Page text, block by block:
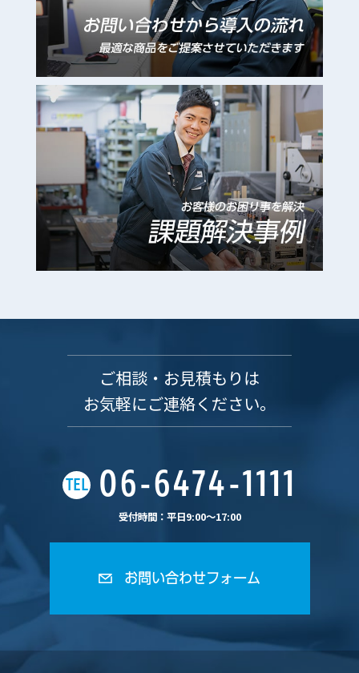
ご相談・お見積もりは
お気軽にご連絡ください。
TEL 06-6474-1111
受付時間：平日9:00〜17:00
お問い合わせフォーム